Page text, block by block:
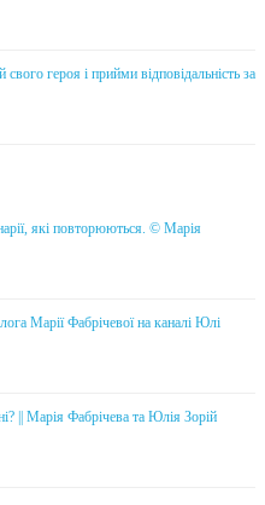
героя і прийми відповідальність за
які повторюються. © Марія
Марії Фабрічевої на каналі Юлі
|| Марія Фабрічева та Юлія Зорій